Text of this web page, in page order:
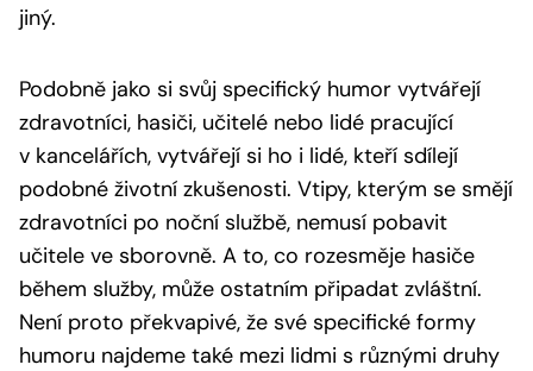
jiný.
Podobně jako si svůj specifický humor vytvářejí
zdravotníci, hasiči, učitelé nebo lidé pracující
v kancelářích, vytvářejí si ho i lidé, kteří sdílejí
podobné životní zkušenosti. Vtipy, kterým se smějí
zdravotníci po noční službě, nemusí pobavit
učitele ve sborovně. A to, co rozesměje hasiče
během služby, může ostatním připadat zvláštní.
Není proto překvapivé, že své specifické formy
humoru najdeme také mezi lidmi s různými druhy